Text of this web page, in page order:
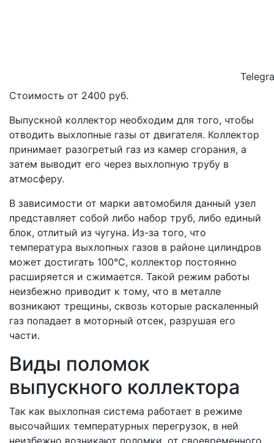
Стоимость от 2400 руб.
Выпускной коллектор необходим для того, чтобы
отводить выхлопные газы от двигателя. Коллектор
принимает разогретый газ из камер сгорания, а
затем выводит его через выхлопную трубу в
атмосферу.
В зависимости от марки автомобиля данный узел
представляет собой либо набор труб, либо единый
блок, отлитый из чугуна. Из-за того, что
температура выхлопных газов в районе цилиндров
может достигать 100°С, коллектор постоянно
расширяется и сжимается. Такой режим работы
неизбежно приводит к тому, что в металле
возникают трещины, сквозь которые раскаленный
газ попадает в моторный отсек, разрушая его
части.
Виды поломок
выпускного коллектора
Так как выхлопная система работает в режиме
высочайших температурных перегрузок, в ней
неизбежно возникают поломки, от своевременного